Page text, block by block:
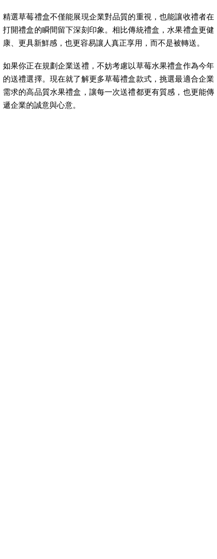
精選草莓禮盒不僅能展現企業對品質的重視，也能讓收禮者在
打開禮盒的瞬間留下深刻印象。相比傳統禮盒，水果禮盒更健
康、更具新鮮感，也更容易讓人真正享用，而不是被轉送。
如果你正在規劃企業送禮，不妨考慮以草莓水果禮盒作為今年
的送禮選擇。現在就了解更多草莓禮盒款式，挑選最適合企業
需求的高品質水果禮盒，讓每一次送禮都更有質感，也更能傳
遞企業的誠意與心意。